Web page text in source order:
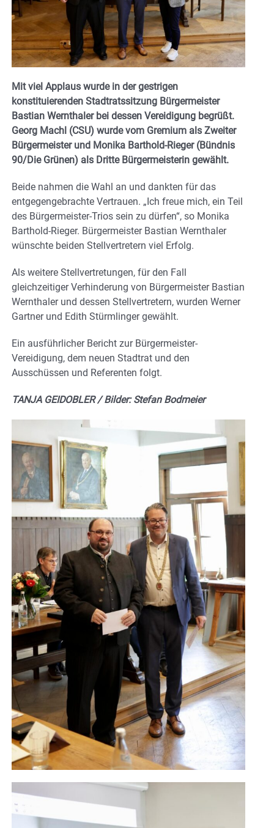
Mit viel Applaus wurde in der gestrigen
konstituierenden Stadtratssitzung Bürgermeister
Bastian Wernthaler bei dessen Vereidigung begrüßt.
Georg Machl (CSU) wurde vom Gremium als Zweiter
Bürgermeister und Monika Barthold-Rieger (Bündnis
90/Die Grünen) als Dritte Bürgermeisterin gewählt.
Beide nahmen die Wahl an und dankten für das
entgegengebrachte Vertrauen. „Ich freue mich, ein Teil
des Bürgermeister-Trios sein zu dürfen“, so Monika
Barthold-Rieger. Bürgermeister Bastian Wernthaler
wünschte beiden Stellvertretern viel Erfolg.
Als weitere Stellvertretungen, für den Fall
gleichzeitiger Verhinderung von Bürgermeister Bastian
Wernthaler und dessen Stellvertretern, wurden Werner
Gartner und Edith Stürmlinger gewählt.
Ein ausführlicher Bericht zur Bürgermeister-
Vereidigung, dem neuen Stadtrat und den
Ausschüssen und Referenten folgt.
TANJA GEIDOBLER / Bilder: Stefan Bodmeier